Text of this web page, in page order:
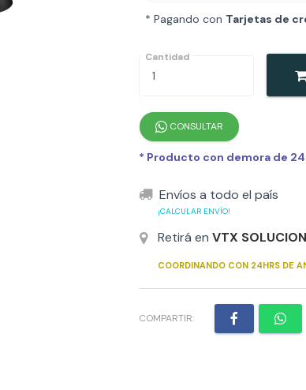
* Pagando con Tarjetas de
Cantidad
CONSULTAR
* Producto con demora de
Envíos a todo el país
¡CALCULAR ENVÍO!
Retirá en VTX
COORDINANDO CON 24HRS DE
COMPARTIR: